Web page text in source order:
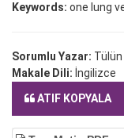
Keywords: one lung
Sorumlu Yazar:
Makale Dili: İngilizce
ATIF KOPYALA